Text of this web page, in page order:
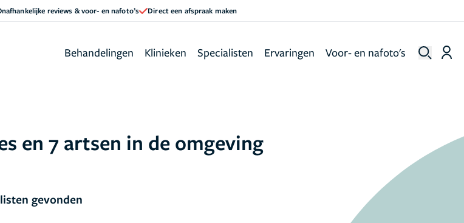
reviews & voor- en nafoto’s Direct een afspraak maken
Behandelingen Klinieken Specialisten Ervaringen Voor- en nafoto's
en 7 artsen in de omgeving
gevonden